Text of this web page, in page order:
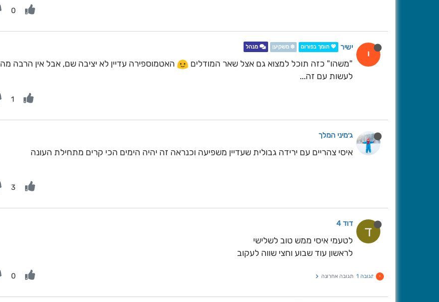
0
י ישיר 💖 תומך בפורום ❄️ משקיען מנהל
"משהו" כזה תוכל למצוא גם אצל שאר המודלים
האטמוספירה עדיין לא יציבה שם, אבל אין הרבה מה
לעשות עם זה...
1
ג׳מיני המלך
איסי צהריים עם ירידה גבולית שעדיין משפיעה וכנראה זה יהיה הימים הכי קרים מתחילת העונה
3
ד דוד 4
לטעמי איסי ממש טוב לשלישי
לראשון עוד שבוע וחצי שווה לעקוב
י תגובה 1 תגובה אחרונה 0